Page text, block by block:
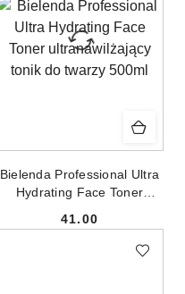
Bielenda Professional Ultra
Hydrating Face Toner
twarzy 500ml
Cena:
41.00